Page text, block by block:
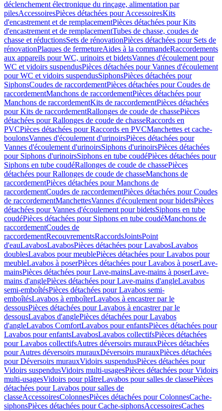
déclenchement électronique du rinçage, alimentation par
pilesAccessoiresPièces détachées pour AccessoiresKits
d'encastrement et de remplacementPièces détachées pour Kits
d'encastrement et de remplacementTubes de chasse, coudes de
chasse et réductionsSets de rénovationPièces détachées pour Sets de
rénovationPlaques de fermetureAides à la commandeRaccordements
aux appareils pour WC, urinoirs et bidetsVannes d'écoulement pour
WC et vidoirs suspendusPièces détachées pour Vannes d'écoulement
pour WC et vidoirs suspendusSiphonsPièces détachées pour
SiphonsCoudes de raccordementPièces détachées pour Coudes de
raccordementManchons de raccordementPièces détachées pour
Manchons de raccordementKits de raccordementPièces détachées
pour Kits de raccordementRallonges de coude de chassePièces
détachées pour Rallonges de coude de chasseRaccords en
PVCPièces détachées pour Raccords en PVCManchettes et cache-
boulonsVannes d'écoulement d'urinoirsPièces détachées pour
Vannes d'écoulement d'urinoirsSiphons d'urinoirsPièces détachées
pour Siphons d'urinoirsSiphons en tube coudéPièces détachées pour
Siphons en tube coudéRallonges de coude de chassePièces
détachées pour Rallonges de coude de chasseManchons de
raccordementPièces détachées pour Manchons de
raccordementCoudes de raccordementPièces détachées pour Coudes
de raccordementManchettesVannes d'écoulement pour bidetsPièces
détachées pour Vannes d'écoulement pour bidetsSiphons en tube
coudéPièces détachées pour Siphons en tube coudéManchons de
raccordementCoudes de
raccordementRecouvrementsRaccordsJointsPoint
d'eauLavabosLavabosPièces détachées pour LavabosLavabos
doublesLavabos pour meublePièces détachées pour Lavabos pour
meubleLavabos à poserPièces détachées pour Lavabos à poserLave-
mainsPièces détachées pour Lave-mainsLave-mains à poserLave-
mains d'anglePièces détachées pour Lave-mains d'angleLavabos
semi-emboîtésPièces détachées pour Lavabos semi-
emboîtésLavabos à emboîterLavabos à encastrer par le
dessousPièces détachées pour Lavabos à encastrer par le
dessousLavabos d'anglePièces détachées pour Lavabos
d'angleLavabos ComfortLavabos pour enfantsPièces détachées pour
Lavabos pour enfantsLavabosLavabos collectifsPièces détachées
pour Lavabos collectifsAutres déversoirs murauxPièces détachées
pour Autres déversoirs murauxDéversoirs murauxPièces détachées
pour Déversoirs murauxVidoirs suspendusPièces détachées pour
Vidoirs suspendusVidoirs multi-usagesPièces détachées pour Vidoirs
multi-usagesVidoirs pour plâtreLavabos pour salles de classePièces
détachées pour Lavabos pour salles de
classeAccessoiresColonnesPièces détachées pour ColonnesCache-
siphonsPièces détachées pour Cache-siphonsAccessoiresCaches